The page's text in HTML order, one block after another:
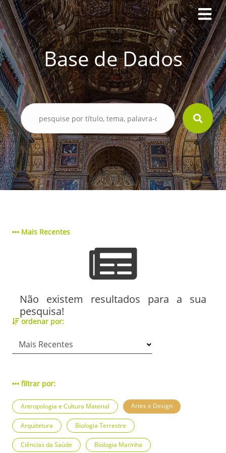
Base de Dados
Mais Recentes
Não existem resultados para a sua
pesquisa!
ordenar por:
filtrar por:
Antropologia e Cultura Material Artes e Design
Arquitetura Biologia Terrestre
Ciências da Saúde Biologia Marinha